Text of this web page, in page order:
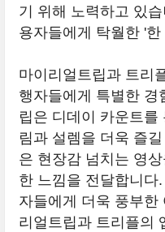
기 위해 노력하고 있
용자들에게 탁월한 '
마이리얼트립과 트리
행자들에게 특별한 경
립은 디데이 카운트
림과 설렘을 더욱 즐
은 현장감 넘치는 영
한 느낌을 전달합니다
자들에게 더욱 풍부한
리얼트립과 트리플의